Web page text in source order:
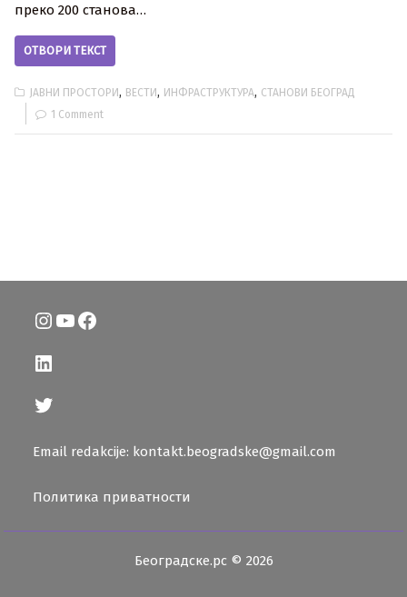
преко 200 станова…
ОТВОРИ ТЕКСТ
ЈАВНИ ПРОСТОРИ, ВЕСТИ, ИНФРАСТРУКТУРА, СТАНОВИ БЕОГРАД
1 Comment
Instagram
YouTube
Facebook
LinkedIn
Twitter
Email redakcije: kontakt.beogradske@gmail.com
Политика приватности
Београдске.рс © 2026